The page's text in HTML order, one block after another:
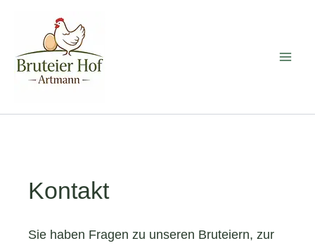
springen
Kontakt
Sie haben Fragen zu unseren Bruteiern, zur